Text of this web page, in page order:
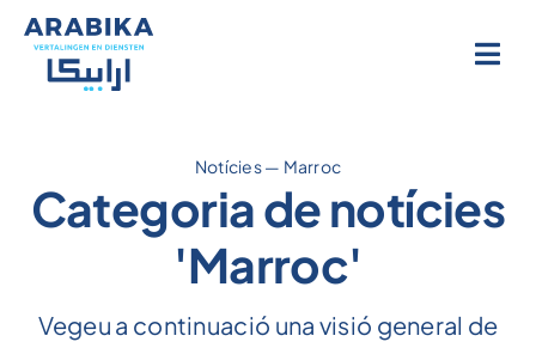
Salta
contingut
Notícies— Marroc
Categoria de notícies
'Marroc'
Vegeu a continuació una visió general de